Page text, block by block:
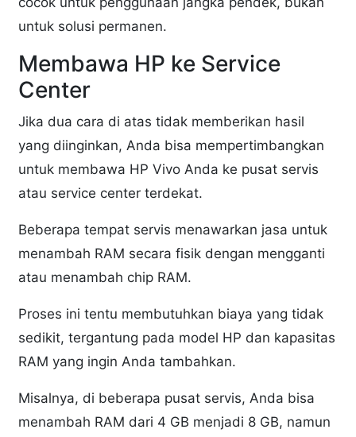
untuk solusi permanen.
Membawa HP ke Service
Center
Jika dua cara di atas tidak memberikan hasil
yang diinginkan, Anda bisa mempertimbangkan
untuk membawa HP Vivo Anda ke pusat servis
atau service center terdekat.
Beberapa tempat servis menawarkan jasa untuk
menambah RAM secara fisik dengan mengganti
atau menambah chip RAM.
Proses ini tentu membutuhkan biaya yang tidak
sedikit, tergantung pada model HP dan kapasitas
RAM yang ingin Anda tambahkan.
Misalnya, di beberapa pusat servis, Anda bisa
menambah RAM dari 4 GB menjadi 8 GB, namun